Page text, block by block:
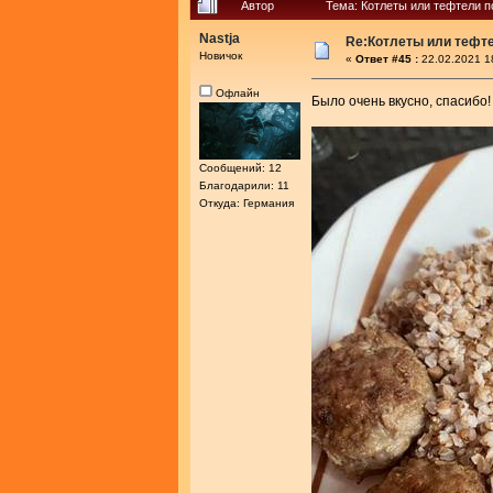
Автор Тема: Котлеты или тефтели
Nastja
Новичок
Офлайн
Сообщений: 12
Благодарили: 11
Откуда: Германия
Re:Котлеты или
« Ответ #45 : 22.02.2021
Было очень вкусно, спасибо!